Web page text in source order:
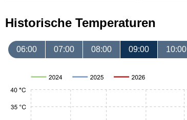
Historische Temperaturen
06:00 07:00 08:00 09:00 10:00